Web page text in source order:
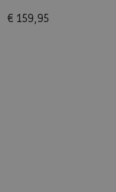
€ 159,95